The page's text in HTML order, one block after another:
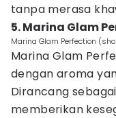
tanpa merasa
5. Marina Glam
Marina Glam Perfection
Marina Glam
dengan aroma
Dirancang
memberikan